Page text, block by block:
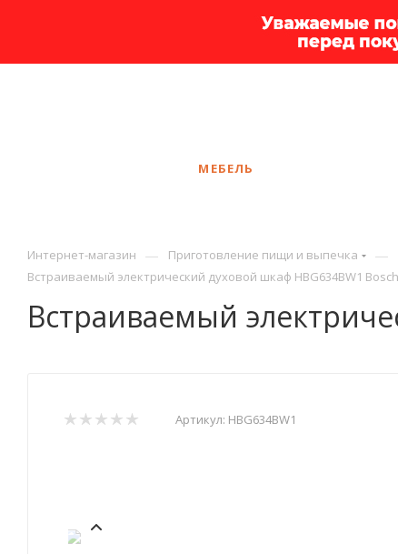
МЕБЕЛЬ
Интернет-магазин — Приготовление пищи и выпечка —
Встраиваемый электрический духовой шкаф HBG634BW1 Bosch
Встраиваемый
Артикул: HBG634BW1